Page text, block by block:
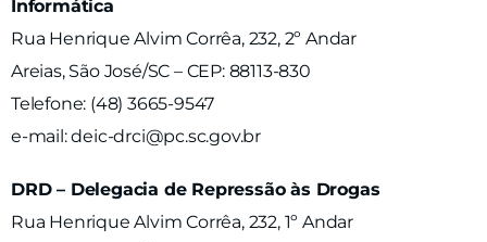
Informática
Rua Henrique Alvim Corrêa, 232, 2º Andar
Areias, São José/SC – CEP: 88113-830
Telefone: (48) 3665-9547
e-mail: deic-drci@pc.sc.gov.br
DRD – Delegacia de Repressão às Drogas
Rua Henrique Alvim Corrêa, 232, 1º Andar